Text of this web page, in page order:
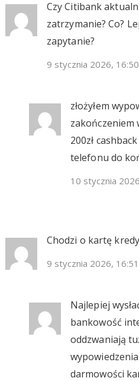
Czy Citibank
zatrzymanie? Co?
zapytanie?
9 stycznia 2026, 16:50
złożyłem
zakończeniem
200zł
telefonu do
10 stycznia
Chodzi o kartę
9 stycznia 2026, 16:51
Najlepiej
bankowość
oddzwaniają
darmowości